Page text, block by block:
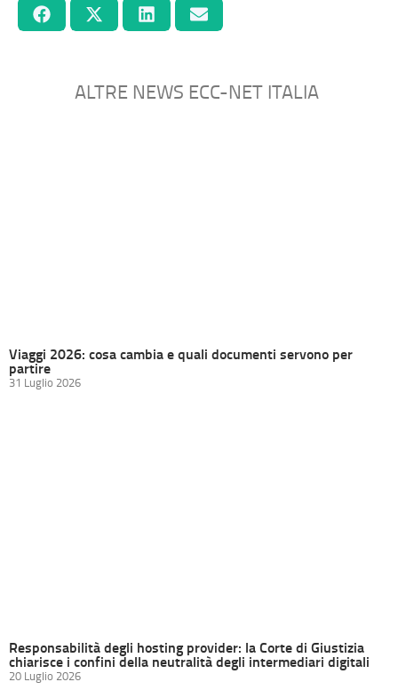
ALTRE NEWS ECC-NET ITALIA
Viaggi 2026: cosa cambia e quali documenti servono per
partire
31 Luglio 2026
Responsabilità degli hosting provider: la Corte di Giustizia
chiarisce i confini della neutralità degli intermediari digitali
20 Luglio 2026